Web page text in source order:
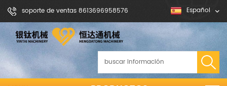
soporte de ventas 8613696958576 Español